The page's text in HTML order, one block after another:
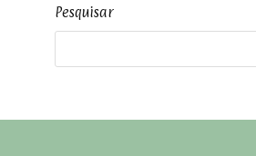
Pesquisar